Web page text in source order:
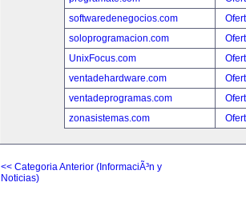
softwaredenegocios.com
soloprogramacion.com
UnixFocus.com
ventadehardware.com
ventadeprogramas.com
zonasistemas.com
<< Categoria Anterior (InformaciÃ³n y
Noticias)